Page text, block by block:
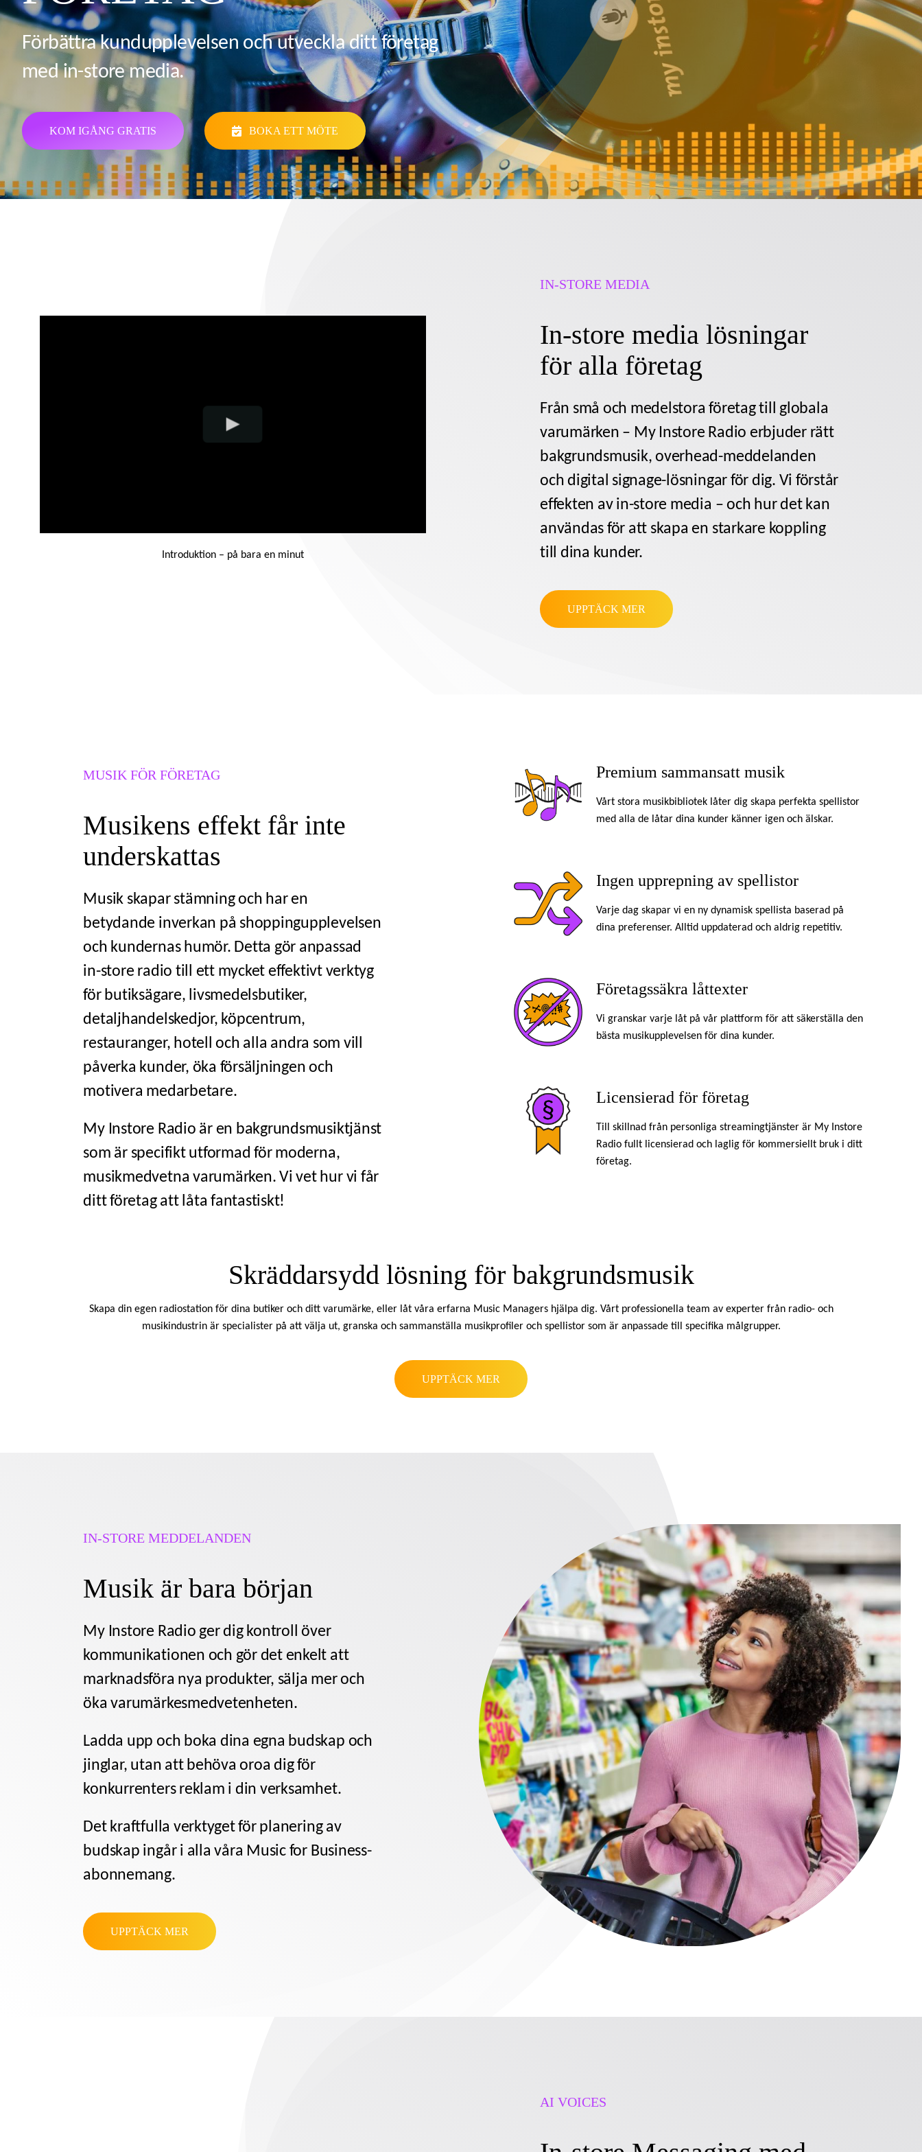
Förbättra kundupplevelsen och utveckla ditt företag
med in-store media.
KOM IGÅNG GRATIS BOKA ETT MÖTE
Introduktion – på bara en minut
IN-STORE MEDIA
In-store media lösningar
för alla företag
Från små och medelstora företag till globala
varumärken – My Instore Radio erbjuder rätt
bakgrundsmusik, overhead-meddelanden
och digital signage-lösningar för dig. Vi förstår
effekten av in-store media – och hur det kan
användas för att skapa en starkare koppling
till dina kunder.
UPPTÄCK MER
MUSIK FÖR FÖRETAG
Musikens effekt får inte
underskattas
Musik skapar stämning och har en
betydande inverkan på shoppingupplevelsen
och kundernas humör. Detta gör anpassad
in-store radio till ett mycket effektivt verktyg
för butiksägare, livsmedelsbutiker,
detaljhandelskedjor, köpcentrum,
restauranger, hotell
och alla andra som vill
påverka kunder, öka försäljningen och
motivera medarbetare.
My Instore Radio är en bakgrundsmusiktjänst
som är specifikt utformad för moderna,
musikmedvetna varumärken. Vi vet hur vi får
ditt företag att låta fantastiskt!
Premium sammansatt musik
Vårt stora musikbibliotek låter dig skapa perfekta spellistor
med alla de låtar dina kunder känner igen och älskar.
Ingen upprepning av spellistor
Varje dag skapar vi en ny dynamisk spellista baserad på
dina preferenser. Alltid uppdaterad och aldrig repetitiv.
Företagssäkra låttexter
Vi granskar varje låt på vår plattform för att säkerställa den
bästa musikupplevelsen för dina kunder.
Licensierad för företag
Till skillnad från personliga streamingtjänster är My Instore
Radio fullt licensierad och laglig för kommersiellt bruk i ditt
företag.
Skräddarsydd lösning för bakgrundsmusik
Skapa din egen radiostation för dina butiker och ditt varumärke, eller låt våra erfarna Music Managers hjälpa dig. Vårt professionella team av experter från radio- och
musikindustrin är specialister på att välja ut, granska och sammanställa musikprofiler och spellistor som är anpassade till specifika målgrupper.
UPPTÄCK MER
IN-STORE MEDDELANDEN
Musik är bara början
My Instore Radio ger dig kontroll över
kommunikationen och gör det enkelt att
marknadsföra nya produkter, sälja mer och
öka varumärkesmedvetenheten.
Ladda upp och boka dina egna budskap och
jinglar, utan att behöva oroa dig för
konkurrenters reklam i din verksamhet.
Det kraftfulla verktyget för planering av
budskap ingår i alla våra Music for Business-
abonnemang.
UPPTÄCK MER
AI VOICES